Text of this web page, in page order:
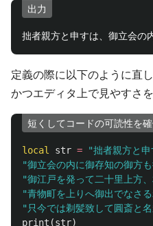
出力
定義の際に以下のように直
かつエディタ上で見やすさ
短くしてコードの可読性を
local str = "拙者親方と
"御立会の内に御存知の御方
"御江戸を発って二十里上方
"青物町を上りへ御出でなさ
"只今では剃髪致して圓斎と
print (str)